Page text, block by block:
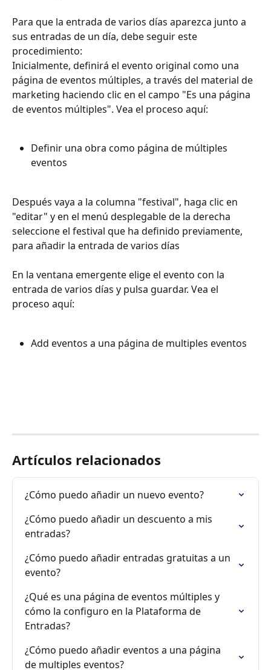
Para que la entrada de varios días aparezca junto a
sus entradas de un día, debe seguir este
procedimiento:
Inicialmente, definirá el evento original como una
página de eventos múltiples, a través del material de
marketing haciendo clic en el campo "Es una página
de eventos múltiples". Vea el proceso aquí:
Definir una obra como página de múltiples
eventos
Después vaya a la columna "festival", haga clic en
"editar" y en el menú desplegable de la derecha
seleccione el festival que ha definido previamente,
para añadir la entrada de varios días
En la ventana emergente elige el evento con la
entrada de varios días y pulsa guardar. Vea el
proceso aquí:
Αdd eventos a una página de multiples eventos
Artículos relacionados
¿Cómo puedo añadir un nuevo evento?
¿Cómo puedo añadir un descuento a mis
entradas?
¿Cómo puedo añadir entradas gratuitas a un
evento?
¿Qué es una página de eventos múltiples y
cómo la configuro en la Plataforma de
Entradas?
¿Cómo puedo añadir eventos a una página
de multiples eventos?